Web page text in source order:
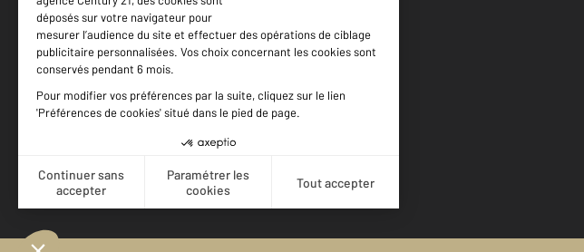
Votre agence est notée
Achat
Location